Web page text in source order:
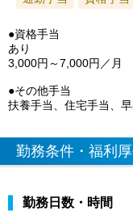
●資格手当
あり
3,000円～7,000円／月
●その他手当
扶養手当、住宅手当、
勤務条件・福利
勤務日数・時間